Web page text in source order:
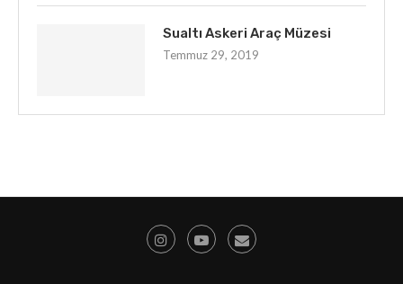
Sualtı Askeri Araç Müzesi
Temmuz 29, 2019